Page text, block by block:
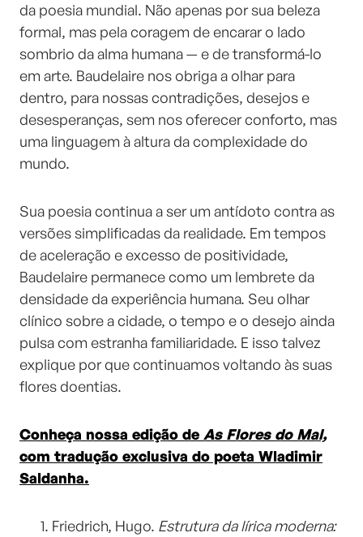
da poesia mundial. Não apenas por sua beleza
formal, mas pela coragem de encarar o lado
sombrio da alma humana — e de transformá-lo
em arte. Baudelaire nos obriga a olhar para
dentro, para nossas contradições, desejos e
desesperanças, sem nos oferecer conforto, mas
uma linguagem à altura da complexidade do
mundo.
Sua poesia continua a ser um antídoto contra as
versões simplificadas da realidade. Em tempos
de aceleração e excesso de positividade,
Baudelaire permanece como um lembrete da
densidade da experiência humana. Seu olhar
clínico sobre a cidade, o tempo e o desejo ainda
pulsa com estranha familiaridade. E isso talvez
explique por que continuamos voltando às suas
flores doentias.
Conheça nossa edição de As Flores do Mal,
com tradução exclusiva do poeta Wladimir
Saldanha.
Friedrich, Hugo. Estrutura da lírica moderna: